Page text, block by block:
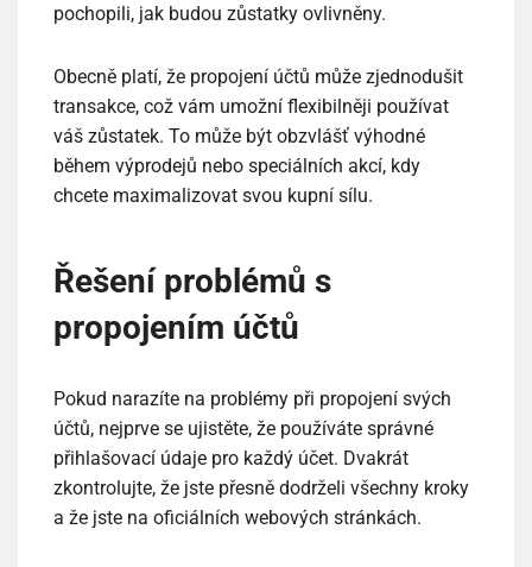
pochopili, jak budou zůstatky ovlivněny.
Obecně platí, že propojení účtů může zjednodušit
transakce, což vám umožní flexibilněji používat
váš zůstatek. To může být obzvlášť výhodné
během výprodejů nebo speciálních akcí, kdy
chcete maximalizovat svou kupní sílu.
Řešení problémů s
propojením účtů
Pokud narazíte na problémy při propojení svých
účtů, nejprve se ujistěte, že používáte správné
přihlašovací údaje pro každý účet. Dvakrát
zkontrolujte, že jste přesně dodrželi všechny kroky
a že jste na oficiálních webových stránkách.